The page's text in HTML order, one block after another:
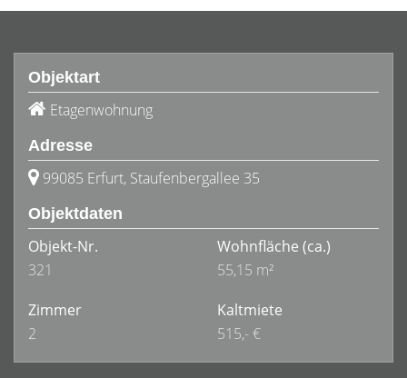
Objektart
Etagenwohnung
Adresse
99085 Erfurt, Staufenbergallee 35
Objektdaten
Objekt-Nr.
321
Wohnfläche (ca.)
55,15 m²
Zimmer
2
Kaltmiete
515,- €